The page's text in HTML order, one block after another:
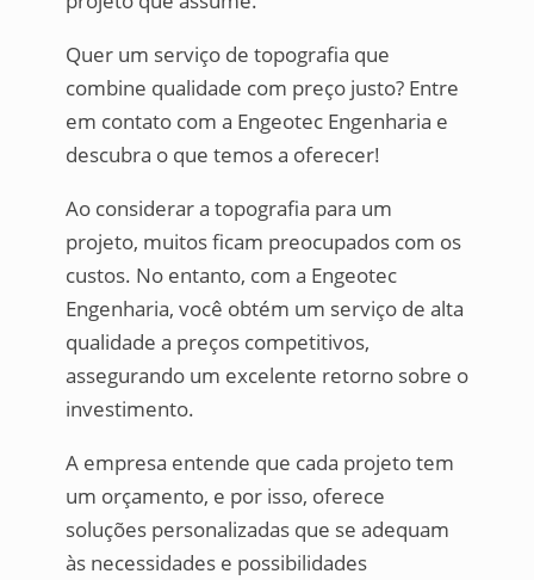
Quer um serviço de topografia que
combine qualidade com preço justo? Entre
em contato com a Engeotec Engenharia e
descubra o que temos a oferecer!
Ao considerar a topografia para um
projeto, muitos ficam preocupados com os
custos. No entanto, com a Engeotec
Engenharia, você obtém um serviço de alta
qualidade a preços competitivos,
assegurando um excelente retorno sobre o
investimento.
A empresa entende que cada projeto tem
um orçamento, e por isso, oferece
soluções personalizadas que se adequam
às necessidades e possibilidades